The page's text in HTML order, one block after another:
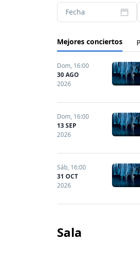
Fecha
Mejores conciertos
Dom, 16:00
30 AGO
2026
Dom, 16:00
13 SEP
2026
Sáb, 16:00
31 OCT
2026
Sala